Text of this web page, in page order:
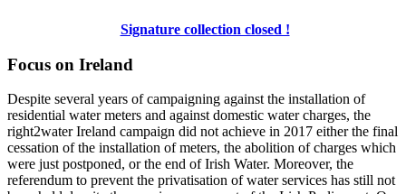
Signature collection closed !
Focus on Ireland
Despite several years of campaigning against the installation of
residential water meters and against domestic water charges, the
right2water Ireland campaign did not achieve in 2017 either the final
cessation of the installation of meters, the abolition of charges which
were just postponed, or the end of Irish Water. Moreover, the
referendum to prevent the privatisation of water services has still not